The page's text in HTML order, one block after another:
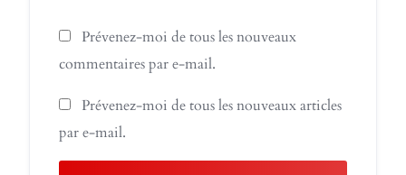
Prévenez-moi de tous les nouveaux
commentaires par e-mail.
Prévenez-moi de tous les nouveaux articles
par e-mail.